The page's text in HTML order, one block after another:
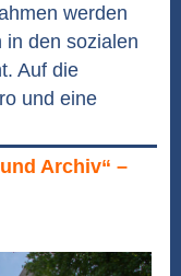
werden
in den sozialen
Auf die
und eine
Archiv“ –